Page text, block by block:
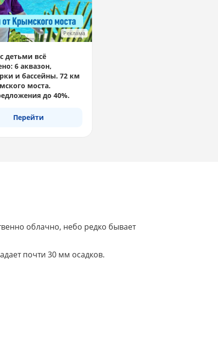
Реклама
детьми всё
6 аквазон,
и бассейны. 72 км
моста.
до 40%.
Перейти
облачно, небо редко бывает
почти 30 мм осадков.